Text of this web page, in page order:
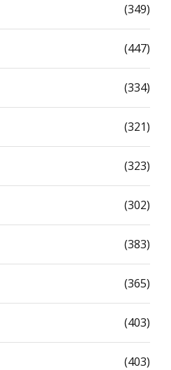
(349)
(447)
(334)
(321)
(323)
(302)
(383)
(365)
(403)
(403)